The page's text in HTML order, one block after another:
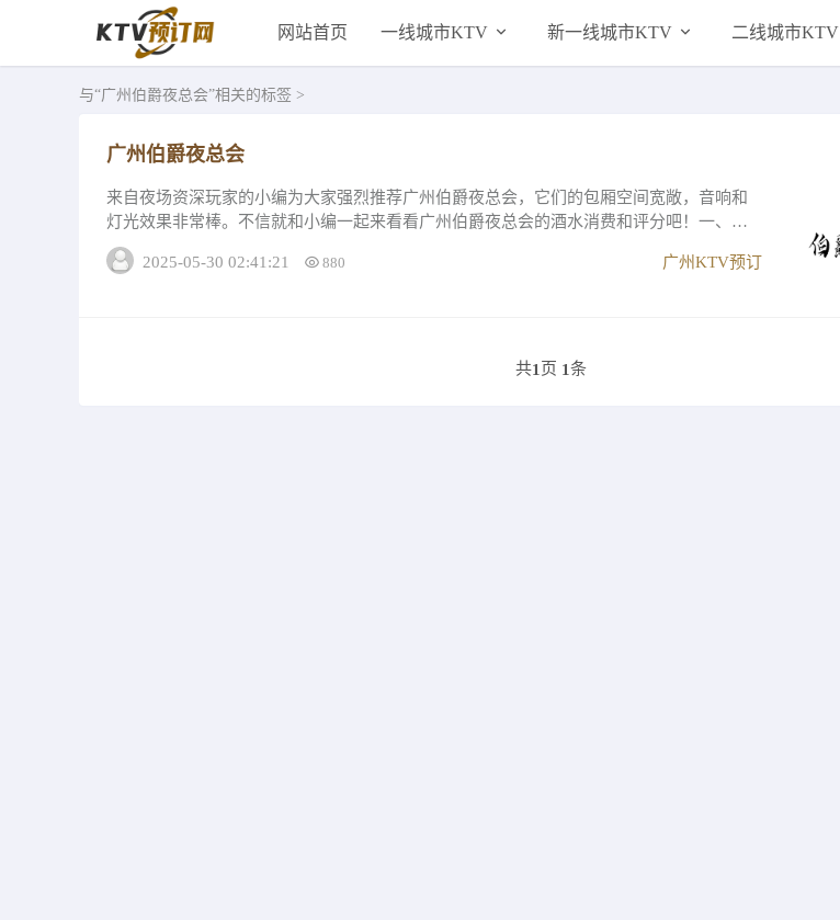
网站首页 一线城市KTV 新一线城市KTV 二线城市KTV
与“广州伯爵夜总会”相关的标签 >
广州伯爵夜总会
来自夜场资深玩家的小编为大家强烈推荐广州伯爵夜总会，它们的包厢空间宽敞，音响和
灯光效果非常棒。不信就和小编一起来看看广州伯爵夜总会的酒水消费和评分吧！一、广
州伯爵夜总会酒水价格？广州伯爵夜总会酒水清单...
2025-05-30 02:41:21
880 广州KTV预订
共1 页 1条